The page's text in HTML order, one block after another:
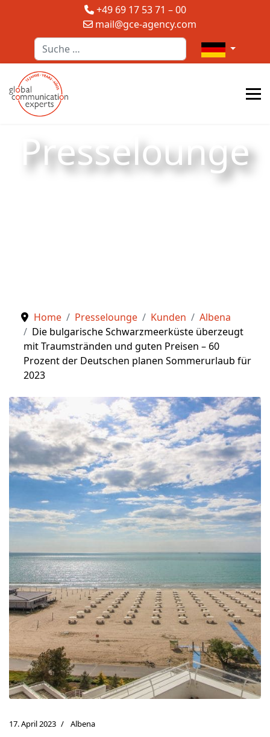
+49 69 17 53 71 – 00
mail@gce-agency.com
Suchen
Sprache
Presselounge
Home Presselounge Kunden
Albena
Die bulgarische Schwarzmeerküste überzeugt
mit Traumstränden und guten Preisen – 60
Prozent der Deutschen planen Sommerurlaub für
2023
17. April 2023 Albena